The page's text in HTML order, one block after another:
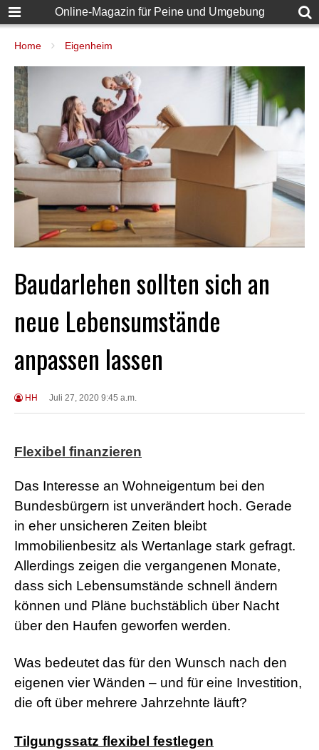
Online-Magazin für Peine und Umgebung
Home Eigenheim
Baudarlehen sollten sich an
neue Lebensumstände
anpassen lassen
HH Juli 27, 2020 9:45 a.m.
Flexibel finanzieren
Das Interesse an Wohneigentum bei den
Bundesbürgern ist unverändert hoch. Gerade
in eher unsicheren Zeiten bleibt
Immobilienbesitz als Wertanlage stark gefragt.
Allerdings zeigen die vergangenen Monate,
dass sich Lebensumstände schnell ändern
können und Pläne buchstäblich über Nacht
über den Haufen geworfen werden.
Was bedeutet das für den Wunsch nach den
eigenen vier Wänden – und für eine Investition,
die oft über mehrere Jahrzehnte läuft?
Tilgungssatz flexibel festlegen